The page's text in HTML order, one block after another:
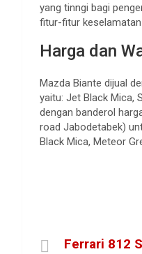
yang tinngi bagi
fitur-fitur
Harga dan
Mazda Biante dijual
yaitu: Jet Black Mica,
dengan banderol
road Jabodetabek)
Black Mica, Meteor
Ferrari 812